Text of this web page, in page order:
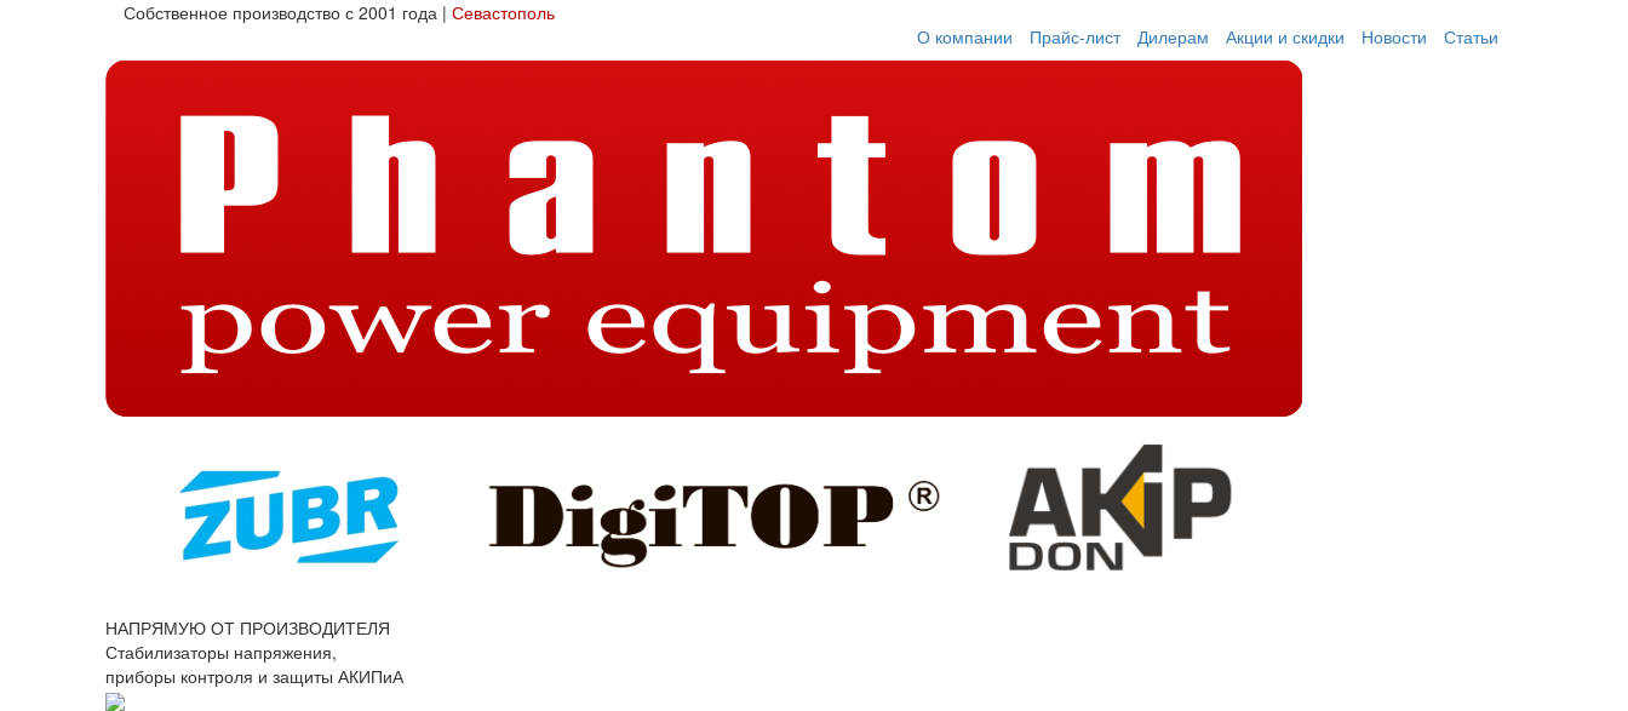
Собственное производство с 2001 года | Севастополь
О компании
Прайс-лист Дилерам Акции и скидки Новости Статьи
НАПРЯМУЮ ОТ ПРОИЗВОДИТЕЛЯ
Стабилизаторы напряжения,
приборы контроля и защиты АКИПиА